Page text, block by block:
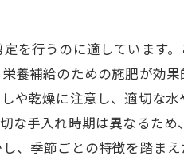
を行うのに適しています。
養補給のための施肥が効果
や乾燥に注意し、適切な水
な手入れ時期は異なるため、
、季節ごとの特徴を踏まえ